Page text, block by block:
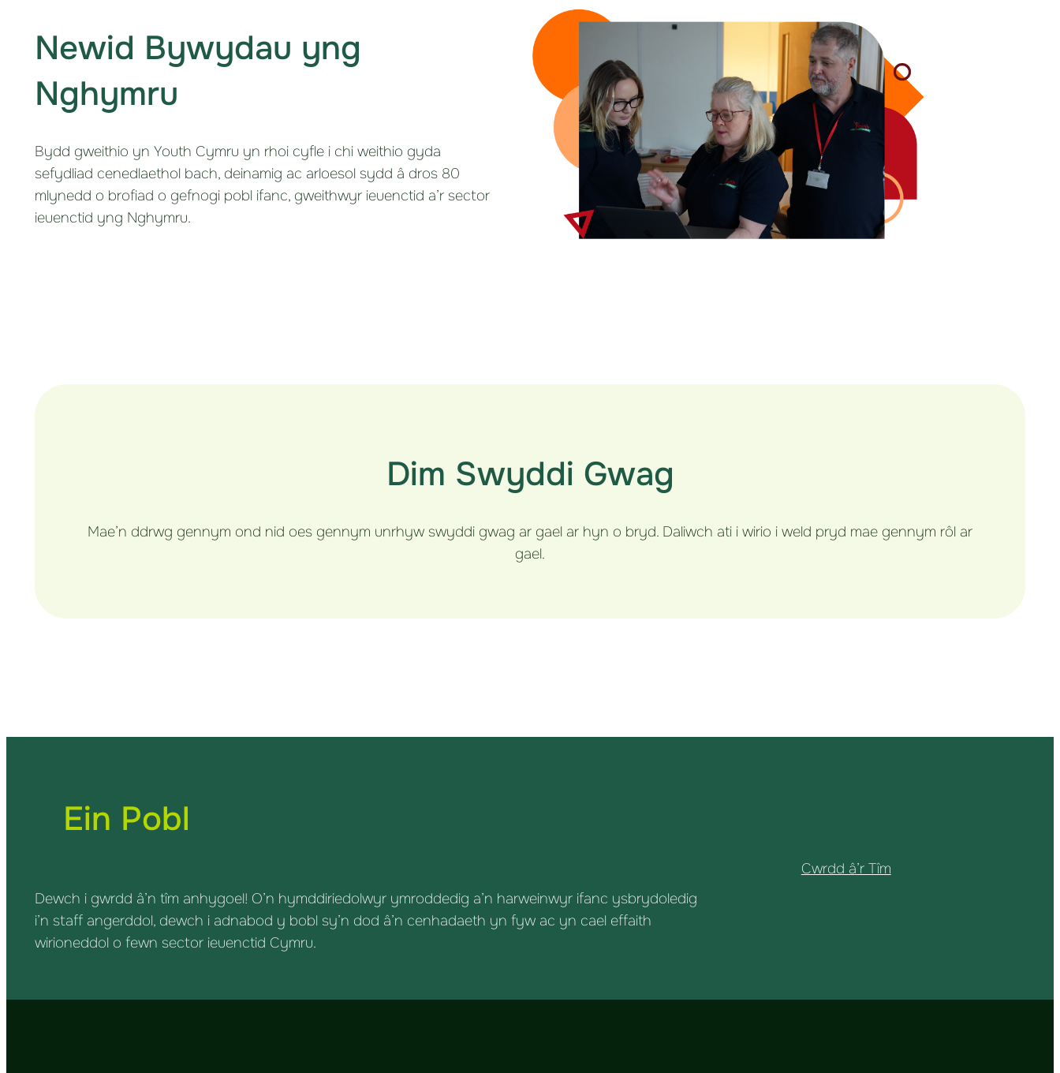
Newid Bywydau yng
Nghymru
Bydd gweithio yn Youth Cymru yn rhoi cyfle i chi weithio gyda
sefydliad cenedlaethol bach, deinamig ac arloesol sydd â dros 80
mlynedd o brofiad o gefnogi pobl ifanc, gweithwyr ieuenctid a’r sector
ieuenctid yng Nghymru.
Dim Swyddi Gwag
Mae’n ddrwg gennym ond nid oes gennym unrhyw swyddi gwag ar gael ar hyn o bryd. Daliwch ati i wirio i weld pryd mae gennym rôl ar
gael.
Ein Pobl
Dewch i gwrdd â’n tîm anhygoel! O’n hymddiriedolwyr ymroddedig a’n harweinwyr ifanc ysbrydoledig
i’n staff angerddol, dewch i adnabod y bobl sy’n dod â’n cenhadaeth yn fyw ac yn cael effaith
wirioneddol o fewn sector ieuenctid Cymru.
Cwrdd â’r Tîm